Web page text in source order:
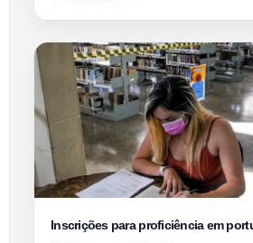
Inscrições para proficiência em